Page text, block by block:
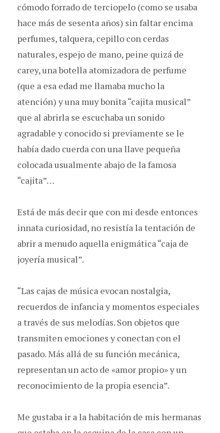
cómodo forrado de terciopelo (como se usaba
hace más de sesenta años) sin faltar encima
perfumes, talquera, cepillo con cerdas
naturales, espejo de mano, peine quizá de
carey, una botella atomizadora de perfume
(que a esa edad me llamaba mucho la
atención) y una muy bonita “cajita musical”
que al abrirla se escuchaba un sonido
agradable y conocido si previamente se le
había dado cuerda con una llave pequeña
colocada usualmente abajo de la famosa
“cajita”…
Está de más decir que con mi desde entonces
innata curiosidad, no resistía la tentación de
abrir a menudo aquella enigmática “caja de
joyería musical”.
“Las cajas de música evocan nostalgia,
recuerdos de infancia y momentos especiales
a través de sus melodías. Son objetos que
transmiten emociones y conectan con el
pasado. Más allá de su función mecánica,
representan un acto de «amor propio» y un
reconocimiento de la propia esencia”.
Me gustaba ir a la habitación de mis hermanas